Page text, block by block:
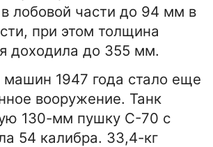
лобовой части до 94 мм в
при этом толщина
доходила до 355 мм.
1947 года стало еще
вооружение. Танк
130-мм пушку С-70 с
54 калибра. 33,4-кг